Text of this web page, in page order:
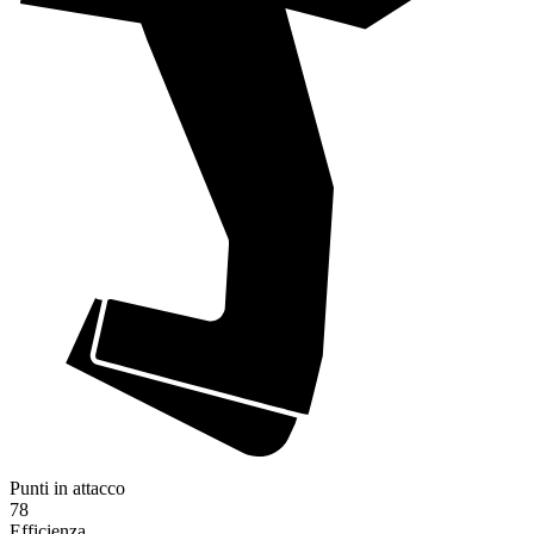
Punti in attacco
78